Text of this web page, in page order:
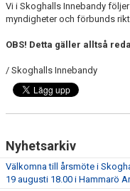
Vi i Skoghalls Innebandy
myndigheter och förbunds
OBS! Detta gäller alltså
/ Skoghalls Innebandy
Nyhetsarkiv
Välkomna till årsmöte i
19 augusti 18.00 i Hammarö